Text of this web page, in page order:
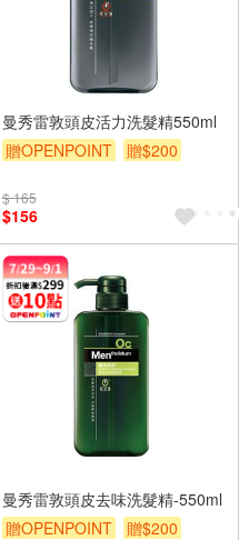
曼秀雷敦頭皮活力洗髮精550ml
贈OPENPOINT
贈$200
$ 165
$156
曼秀雷敦頭皮去味洗髮精-550ml
贈OPENPOINT
贈$200